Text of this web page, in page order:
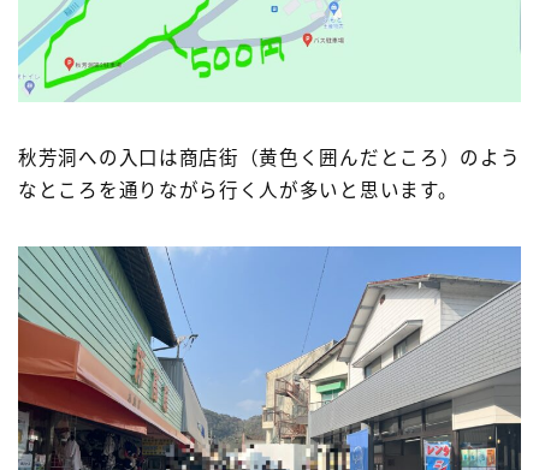
秋芳洞への入口は商店街（黄色く囲んだところ）のよう
なところを通りながら行く人が多いと思います。